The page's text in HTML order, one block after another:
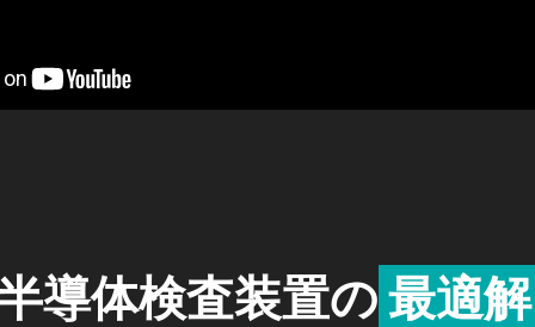
導体検査装置の 最適解